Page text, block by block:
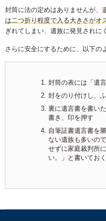
封筒に法の定めはありませんが、
は二つ折り程度で入る大きさがオ
ぎれてしまい、遺族に発見されに
さらに安全にするために、以下の
封筒の表には「遺
封をのり付けし、
裏に遺言書を書い
書き、印を押す
自筆証書遺言書を
ない遺族も多いの
せずに家庭裁判所に
い。」と書いておく